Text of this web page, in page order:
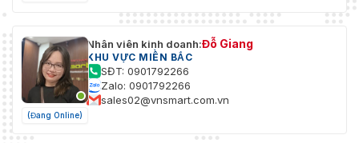
(Đang Online)
Nhân viên kinh doanh:Đỗ Giang
KHU VỰC MIỀN BẮC
SĐT: 0901792266
Zalo: 0901792266
sales02@vnsmart.com.vn